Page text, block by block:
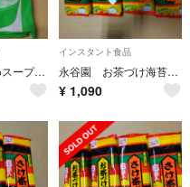
永谷園 わかめスープ 業務用 100袋
インスタント食品
永谷園 お茶づけ海苔 さけ茶づけ インスタント食品
¥ 1,090